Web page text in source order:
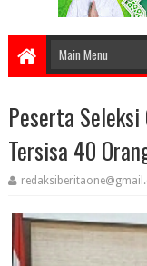
Peserta
Tersisa 40